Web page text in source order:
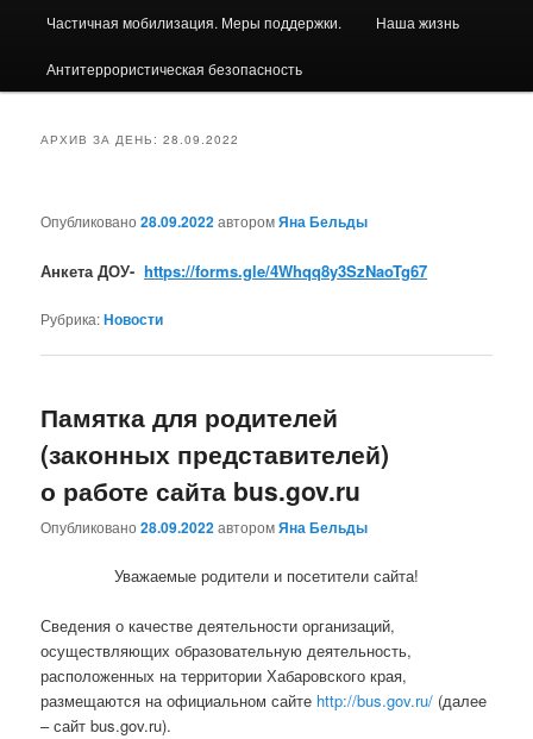
Частичная мобилизация. Меры поддержки. Наша жизнь
Антитеррористическая безопасность
АРХИВ ЗА ДЕНЬ:28.09.2022
Опубликовано28.09.2022авторомЯна Бельды
Анкета ДОУ-https://forms.gle/4Whqq8y3SzNaoTg67
Рубрика:Новости
Памятка для родителей
(законных представителей)
о работе сайта bus.gov.ru
Опубликовано28.09.2022авторомЯна Бельды
Уважаемые родители и посетители сайта!
Сведения о качестве деятельности организаций,
осуществляющих образовательную деятельность,
расположенных на территории Хабаровского края,
размещаются на официальном сайте http://bus.gov.ru/ (далее
– сайт bus.gov.ru).